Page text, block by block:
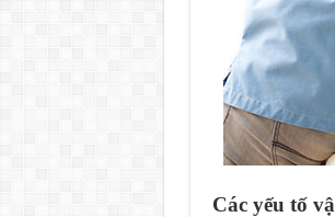
Các yếu tố